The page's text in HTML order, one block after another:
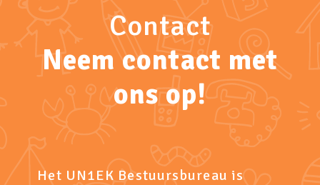
Contact
Neem contact met
ons op!
Het UN1EK Bestuursbureau is